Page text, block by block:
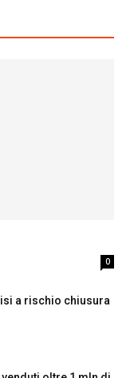
0
a rischio chiusura